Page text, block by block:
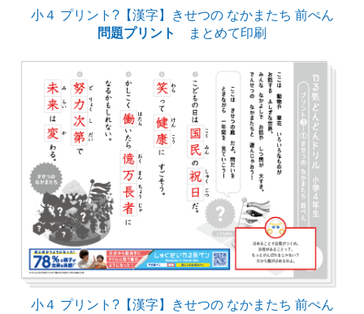
小４ プリント?【漢字】きせつの なかまたち 前ぺん
問題プリント
まとめて印刷
小４ プリント?【漢字】きせつの なかまたち 前ぺん